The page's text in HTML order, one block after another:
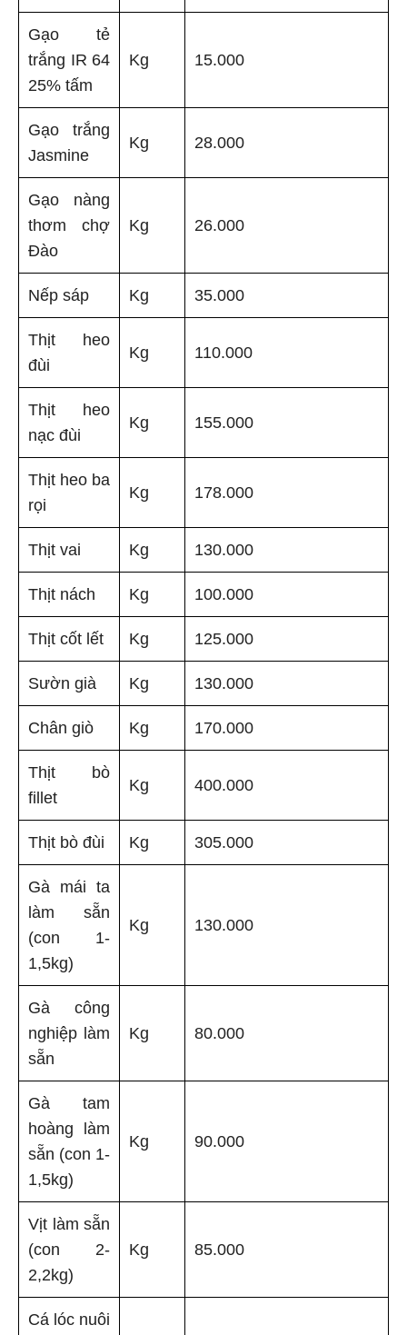
Gạo tẻ
trắng IR 64
25% tấm
Kg 15.000
Gạo trắng
Jasmine
Kg 28.000
Gạo nàng
thơm chợ
Đào
Kg 26.000
Nếp sáp Kg 35.000
Thịt heo
đùi
Kg 110.000
Thịt heo
nạc đùi
Kg 155.000
Thịt heo ba
rọi
Kg 178.000
Thịt vai Kg 130.000
Thịt nách Kg 100.000
Thịt cốt lết Kg 125.000
Sườn già Kg 130.000
Chân giò Kg 170.000
Thịt bò
fillet
Kg 400.000
Thịt bò đùi Kg 305.000
Gà mái ta
làm sẵn
(con 1-
1,5kg)
Kg 130.000
Gà công
nghiệp làm
sẵn
Kg 80.000
Gà tam
hoàng làm
sẵn (con 1-
1,5kg)
Kg 90.000
Vịt làm sẵn
(con 2-
2,2kg)
Kg 85.000
Cá lóc nuôi